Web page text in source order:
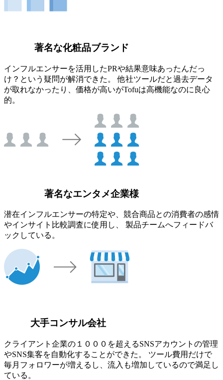
著名な化粧品ブランド
インフルエンサーを活用したPRや結果意味あったんだっ
け？という疑問が解消できた。 他社ツールだと過去データ
が取れなかったり、価格が高いがTofuは高機能なのに良心
的。
著名なエンタメ企業様
潜在インフルエンサーの特定や、競合商品との消費者の感情
やインサイト比較調査に使用し、 製品チームへフィードバ
ックしている。
大手コンサル会社
クライアント企業の１０００を超えるSNSアカウントの管理
やSNS集客を自動化することができた。 ツール費用だけで
毎月フォロワーが増えるし、流入も増加しているので満足し
ている。